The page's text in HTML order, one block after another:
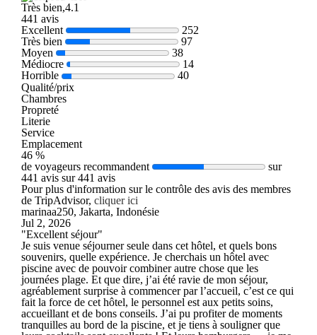
Très bien,4.1
441 avis
Excellent
252
Très bien
97
Moyen
38
Médiocre
14
Horrible
40
Qualité/prix
Chambres
Propreté
Literie
Service
Emplacement
46 %
de voyageurs recommandent
sur
441 avis sur 441 avis
Pour plus d'information sur le contrôle des avis des membres
de TripAdvisor, cliquer ici
marinaa250, Jakarta, Indonésie
Jul 2, 2026
"Excellent séjour"
Je suis venue séjourner seule dans cet hôtel, et quels bons
souvenirs, quelle expérience. Je cherchais un hôtel avec
piscine avec de pouvoir combiner autre chose que les
journées plage. Et que dire, j’ai été ravie de mon séjour,
agréablement surprise à commencer par l’accueil, c’est ce qui
fait la force de cet hôtel, le personnel est aux petits soins,
accueillant et de bons conseils. J’ai pu profiter de moments
tranquilles au bord de la piscine, et je tiens à souligner que